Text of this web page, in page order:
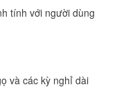
tính với người dùng
và các kỳ nghỉ dài